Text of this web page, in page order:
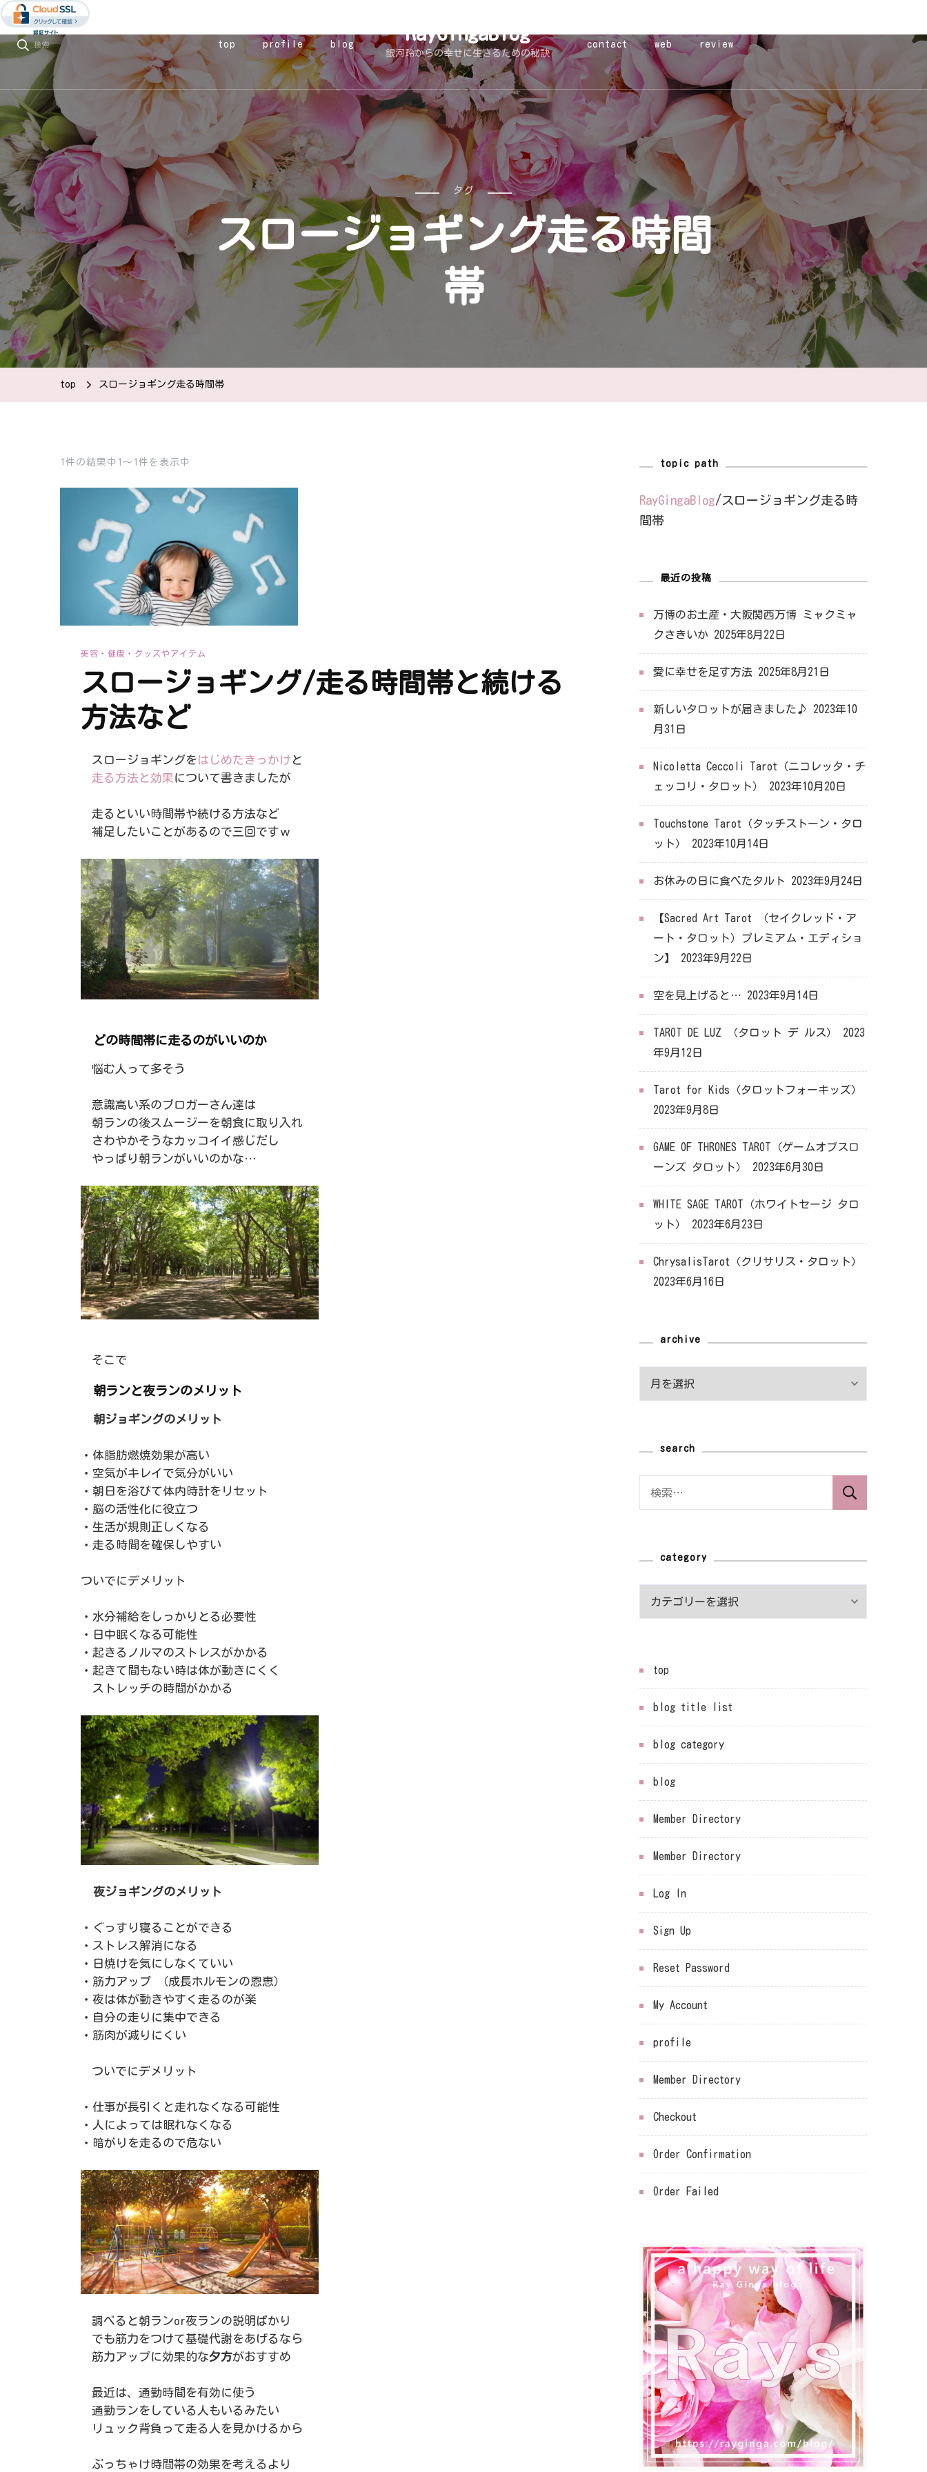
検索 top profile blog
RayGingaBlog
銀河玲からの幸せに生きるための秘訣
contact web review
タグ
スロージョギング走る時間
帯
top スロージョギング走る時間帯
1件の結果中1〜1件を表示中
美容・健康・グッズやアイテム
スロージョギング/走る時間帯と続ける
方法など
スロージョギングをはじめたきっかけ と
走る方法と効果について書きましたが
走るといい時間帯や続ける方法など
補足したいことがあるので三回ですｗ
どの時間帯に走るのがいいのか
悩む人って多そう
意識高い系のブロガーさん達は
朝ランの後スムージーを朝食に取り入れ
さわやかそうなカッコイイ感じだし
やっぱり朝ランがいいのかな…
そこで
朝ランと夜ランのメリット
朝ジョギングのメリット
・体脂肪燃焼効果が高い
・空気がキレイで気分がいい
・朝日を浴びて体内時計をリセット
・脳の活性化に役立つ
・生活が規則正しくなる
・走る時間を確保しやすい
ついでにデメリット
・水分補給をしっかりとる必要性
・日中眠くなる可能性
・起きるノルマのストレスがかかる
・起きて間もない時は体が動きにくく
ストレッチの時間がかかる
夜ジョギングのメリット
・ぐっすり寝ることができる
・ストレス解消になる
・日焼けを気にしなくていい
・筋力アップ （成長ホルモンの恩恵）
・夜は体が動きやすく走るのが楽
・自分の走りに集中できる
・筋肉が減りにくい
ついでにデメリット
・仕事が長引くと走れなくなる可能性
・人によっては眠れなくなる
・暗がりを走るので危ない
調べると朝ランor夜ランの説明ばかり
でも筋力をつけて基礎代謝をあげるなら
筋力アップに効果的な夕方がおすすめ
最近は、通勤時間を有効に使う
通勤ランをしている人もいるみたい
リュック背負って走る人を見かけるから
ぶっちゃけ時間帯の効果を考えるより
topic path
RayGingaBlog/スロージョギング走る時
間帯
最近の投稿
万博のお土産・大阪関西万博 ミャクミャ
クさきいか
2025年8月22日
愛に幸せを足す方法 2025年8月21日
新しいタロットが届きました♪
2023年10
月31日
Nicoletta Ceccoli Tarot（ニコレッタ・チ
ェッコリ・タロット）
2023年10月20日
Touchstone Tarot（タッチストーン・タロ
ット）
2023年10月14日
お休みの日に食べたタルト 2023年9月24日
【Sacred Art Tarot （セイクレッド・ア
ート・タロット）プレミアム・エディショ
ン】
2023年9月22日
空を見上げると… 2023年9月14日
TAROT DE LUZ （タロット デ ルス）
2023
年9月12日
Tarot for Kids（タロットフォーキッズ）
2023年9月8日
GAME OF THRONES TAROT（ゲームオブスロ
ーンズ タロット）
2023年6月30日
WHITE SAGE TAROT（ホワイトセージ タロ
ット）
2023年6月23日
ChrysalisTarot（クリサリス・タロット）
2023年6月16日
archive
search
category
top
blog title list
blog category
blog
Member Directory
Member Directory
Log In
Sign Up
Reset Password
My Account
profile
Member Directory
Checkout
Order Confirmation
Order Failed